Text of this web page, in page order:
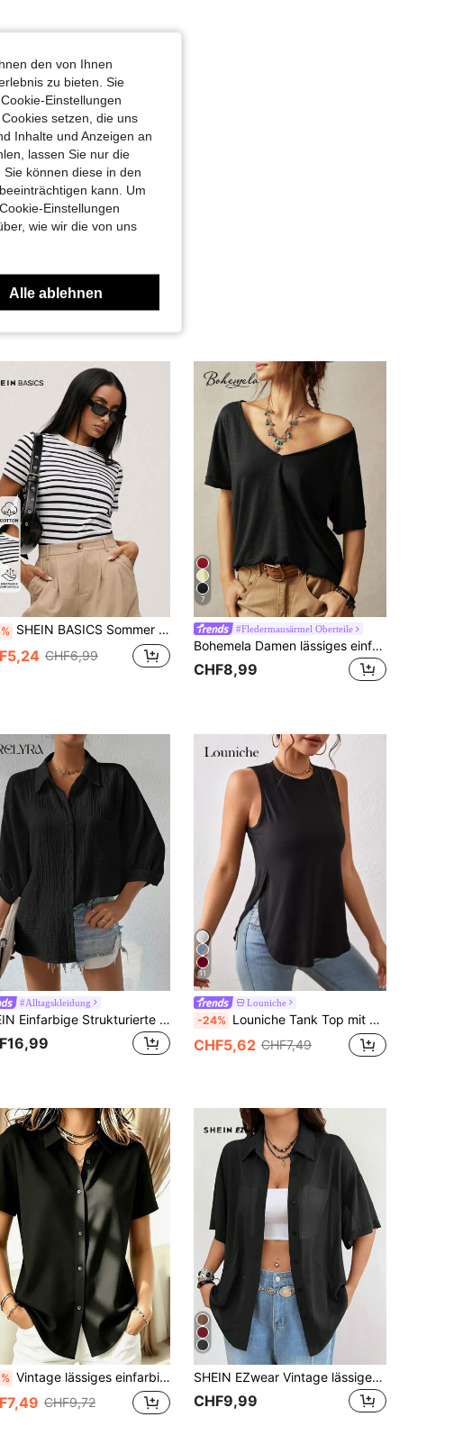
SHEIN BASICS Sommer Lässig Gestreiftes Muster Rundhals T-Shirt Tops für Frauen
CHF6,99
7
#Fledermausärmel Oberteile
Bohemela Damen lässiges einfarbiges V-Ausschnitt lose kurzarm T-Shirt
CHF8,99
#Alltagskleidung
SHEIN Einfarbige Strukturierte Shirt Mit Knöpfen Und Langen Ärmeln
11
Louniche
-24% Louniche Tank Top mit gebogenem Saum
CHF5,62 CHF7,49
Vintage lässiges einfarbiges Damen Leichtgewicht Knopfleiste Kurzarm Bluse, vielseitige schwarze Sommer Bluse
CHF9,72
SHEIN EZwear Vintage lässiges, schwarzes, durchsichtiges und halbärmliges Damen-Hemd mit Knopfleiste für Musikfestivals
CHF9,99
den von Ihnen
zu bieten. Sie
Einstellungen
setzen, die uns
Inhalte und Anzeigen an
lassen Sie nur die
können diese in den
kann. Um
Einstellungen
wie wir die von uns
Alle ablehnen